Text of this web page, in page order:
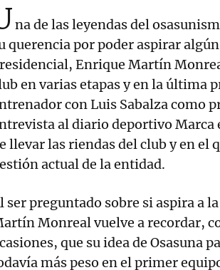
na de las leyendas del
querencia por poder aspirar
Enrique Martín
en varias etapas y en la última
con Luis Sabalza como
al diario deportivo Marca
llevar las riendas del club y en el
actual de la entidad.
ser preguntado sobre si aspira a
Monreal vuelve a recordar,
que su idea de Osasuna
más peso en el primer